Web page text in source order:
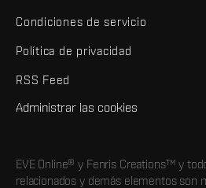
Condiciones de servicio
Política de privacidad
RSS Feed
Administrar las cookies
EVE Online® y Fenris Creations™ y
relacionados y demás elementos son